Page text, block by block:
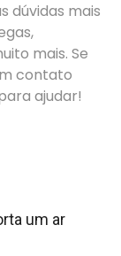
Inverter
dealta
todos os
dúvidas mais
mais. Se
contato
ajudar!
um ar